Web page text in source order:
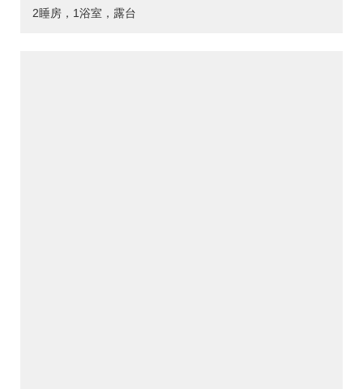
2睡房，1浴室，露台